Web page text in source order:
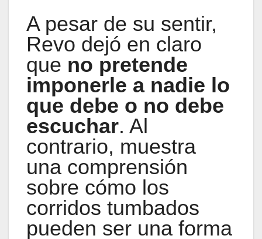
A pesar de su sentir,
Revo dejó en claro
que no pretende
imponerle a nadie lo
que debe o no debe
escuchar. Al
contrario, muestra
una comprensión
sobre cómo los
corridos tumbados
pueden ser una forma